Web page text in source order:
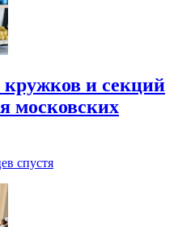
и секций
московских
спустя